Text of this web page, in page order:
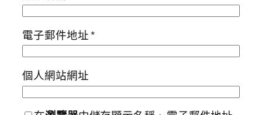
電子郵件地址*
個人網站網址